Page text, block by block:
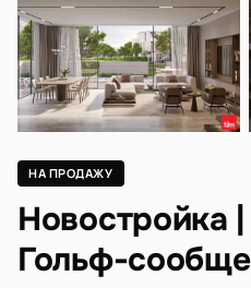
НА ПРОДАЖУ
Новостройка |
Гольф-